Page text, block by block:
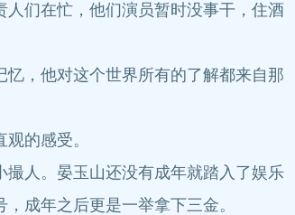
们在忙，他们演员暂时没事干，住酒
，他对这个世界所有的了解都来自那
的感受。
人。晏玉山还没有成年就踏入了娱乐
成年之后更是一举拿下三金。